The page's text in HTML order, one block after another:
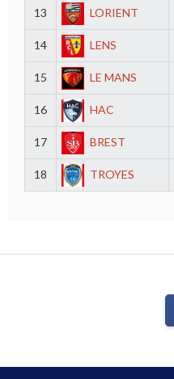
13 LORIENT
14 LENS
15 LE MANS
16 HAC
17 BREST
18 TROYES